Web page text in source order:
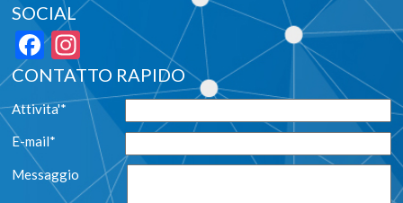
SOCIAL
Facebook
Instagram
CONTATTO RAPIDO
Attivita'*
E-mail*
Messaggio